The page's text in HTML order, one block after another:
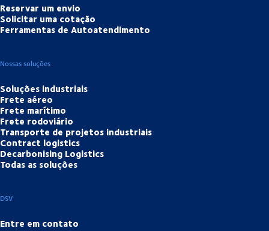
Reservar um envio
Solicitar uma cotação
Ferramentas de Autoatendimento
Nossas soluções
Soluções industriais
Frete aéreo
Frete marítimo
Frete rodoviário
Transporte de projetos industriais
Contract logistics
Decarbonising Logistics
Todas as soluções
DSV
Entre em contato